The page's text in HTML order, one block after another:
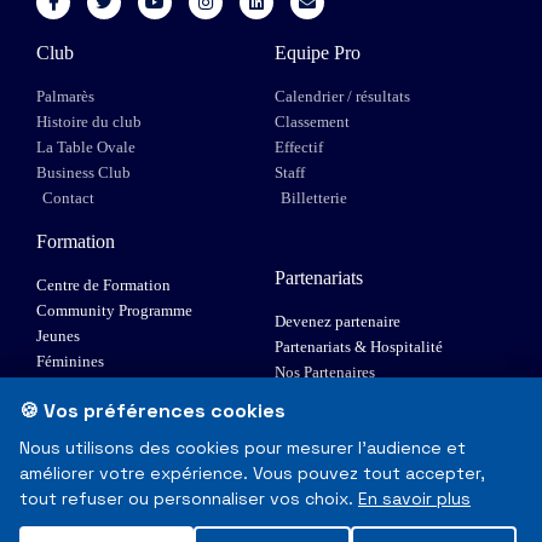
Club
Palmarès
Histoire du club
La Table Ovale
Business Club
Contact
Equipe Pro
Calendrier / résultats
Classement
Effectif
Staff
Billetterie
Formation
Centre de Formation
Community Programme
Jeunes
Féminines
Elite 1
Partenariats
Devenez partenaire
Partenariats & Hospitalité
Nos Partenaires
© Toulouse Olympique XIII - Tous droits réservés
Mentions Légales & RGPD
🍪 Vos préférences cookies
Nous utilisons des cookies pour mesurer l'audience et
améliorer votre expérience. Vous pouvez tout accepter,
tout refuser ou personnaliser vos choix. En savoir plus